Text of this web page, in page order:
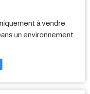
à vendre
un environnement